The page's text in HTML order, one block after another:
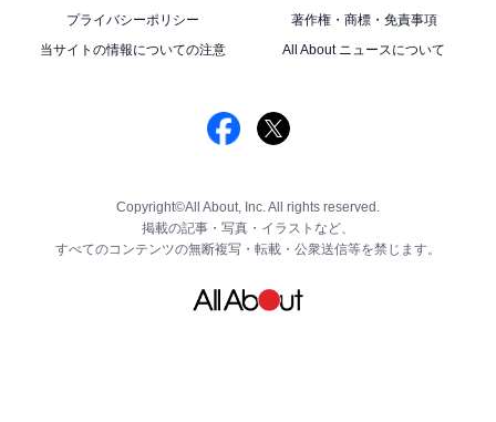
プライバシーポリシー
著作権・商標・免責事項
当サイトの情報についての注意
All About ニュースについて
Copyright©All About, Inc. All rights reserved.
掲載の記事・写真・イラストなど、
すべてのコンテンツの無断複写・転載・公衆送信等を禁じます。